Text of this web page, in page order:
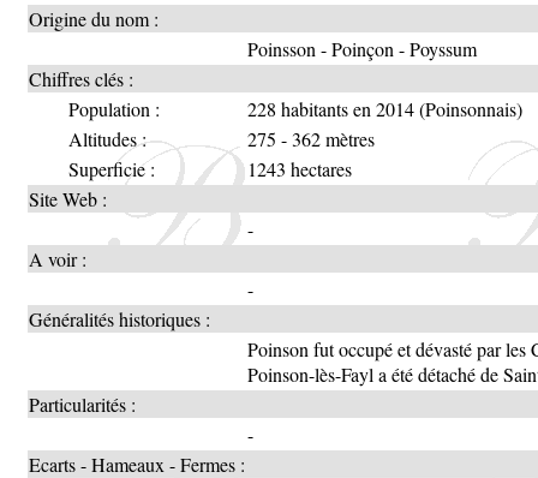
Origine du nom :
Poinsson - Poinçon - Poyssum
Chiffres clés :
Population :
228 habitants en 2014 (Poinsonnais)
Altitudes :
275 - 362 mètres
Superficie :
1243 hectares
Site Web :
-
A voir :
-
Généralités historiques :
Poinson fut occupé et dévasté par les
Poinson-lès-Fayl a été détaché de
Particularités :
-
Ecarts - Hameaux - Fermes :